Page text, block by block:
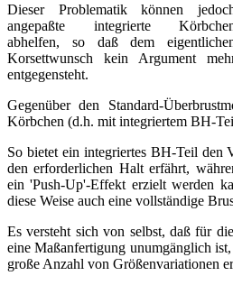
Dieser Problematik können
angepaßte integrierte
abhelfen, so daß dem
Korsettwunsch kein Argument
entgegensteht.
Gegenüber den Standard-
Körbchen (d.h. mit integriertem BH-
So bietet ein integriertes BH-Teil den
den erforderlichen Halt erfährt,
ein 'Push-Up'-Effekt erzielt werden
diese Weise auch eine vollständige
Es versteht sich von selbst, daß für
eine Maßanfertigung unumgänglich
große Anzahl von Größenvariationen